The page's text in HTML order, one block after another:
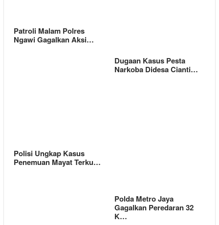
Patroli Malam Polres
Ngawi Gagalkan Aksi…
Dugaan Kasus Pesta
Narkoba Didesa Cianti…
Polisi Ungkap Kasus
Penemuan Mayat Terku…
Polda Metro Jaya
Gagalkan Peredaran 32
K…